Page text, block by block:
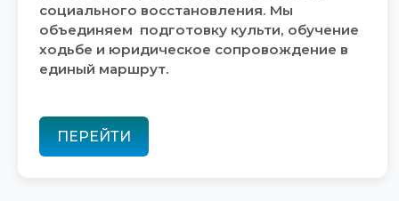
социального восстановления. Мы
объединяем подготовку культи, обучение
ходьбе и юридическое сопровождение в
единый маршрут.
ПЕРЕЙТИ